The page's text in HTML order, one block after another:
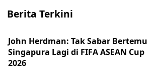
Berita Terkini
John Herdman: Tak Sabar Bertemu
Singapura Lagi di FIFA ASEAN Cup
2026